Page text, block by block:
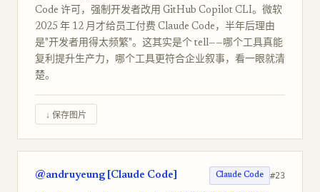
Code 许可，强制开发者改用 GitHub Copilot CLI。微软
2025 年 12 月才给员工付费 Claude Code，半年后理由
是"开发者用得太频繁"。这其实是个 tell——哪个工具真能
复利提升生产力，哪个工具更符合企业叙事，看一眼就清
楚。
↓ 保存图片
@andruyeung [Claude Code] Claude Code #23